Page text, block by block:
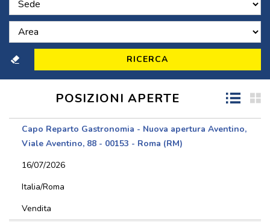
POSIZIONI APERTE
Capo Reparto Gastronomia - Nuova apertura Aventino,
Viale Aventino, 88 - 00153 - Roma (RM)
16/07/2026
Italia/Roma
Vendita